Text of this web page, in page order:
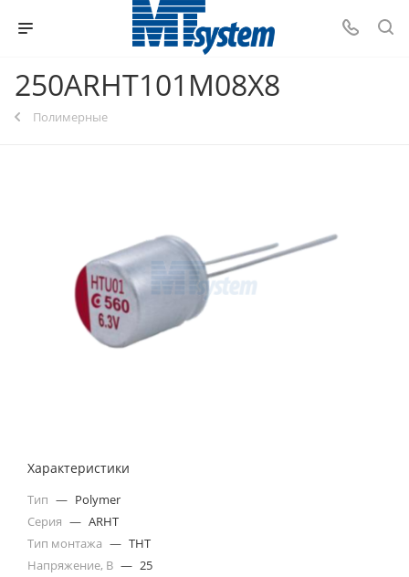
250ARHT101M08X8
Полимерные
Характеристики
Тип — Polymer
Серия — ARHT
Тип монтажа — THT
Напряжение, В — 25